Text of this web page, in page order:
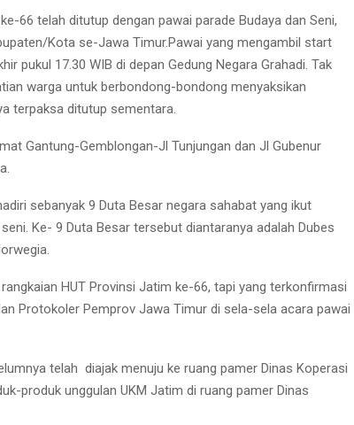
66 telah ditutup dengan pawai parade Budaya dan Seni,
Kota se-Jawa Timur.Pawai yang mengambil start
pukul 17.30 WIB di depan Gedung Negara Grahadi. Tak
warga untuk berbondong-bondong menyaksikan
terpaksa ditutup sementara.
Gantung-Gemblongan-Jl Tunjungan dan Jl Gubenur
sebanyak 9 Duta Besar negara sahabat yang ikut
Ke- 9 Duta Besar tersebut diantaranya adalah Dubes
HUT Provinsi Jatim ke-66, tapi yang terkonfirmasi
Protokoler Pemprov Jawa Timur di sela-sela acara pawai
telah diajak menuju ke ruang pamer Dinas Koperasi
produk unggulan UKM Jatim di ruang pamer Dinas